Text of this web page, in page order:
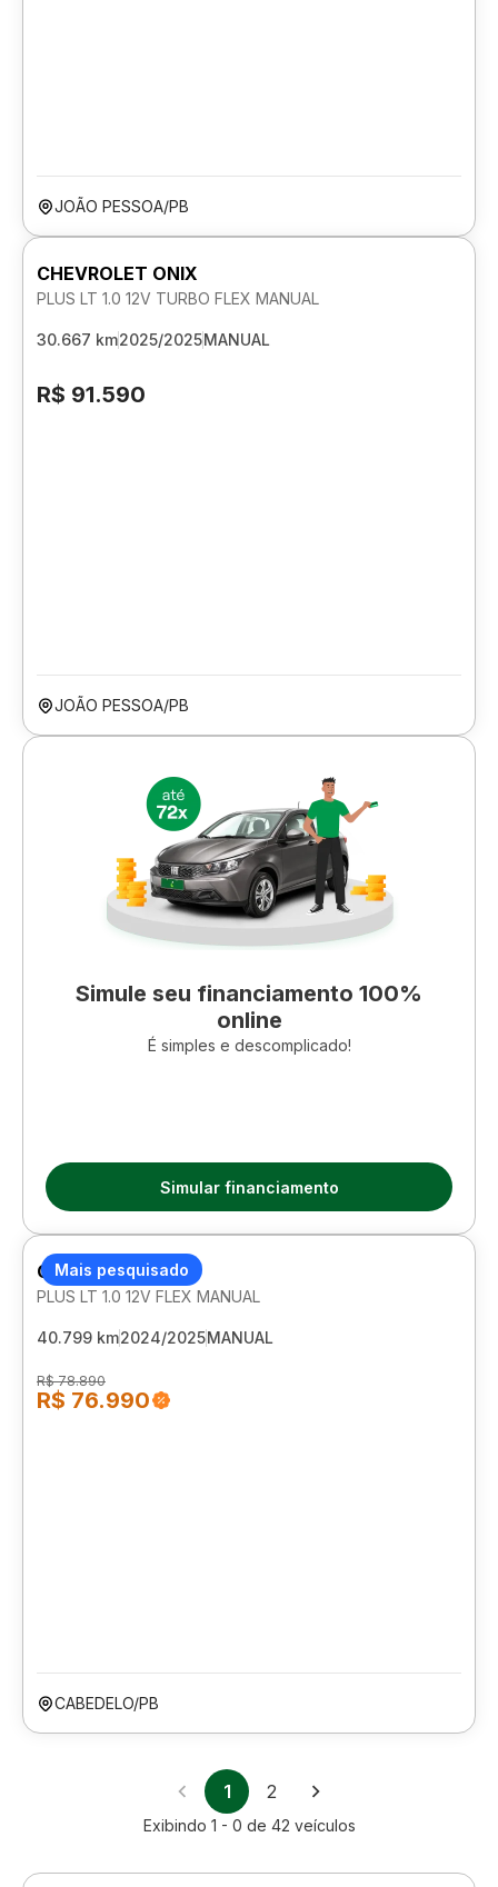
JOÃO PESSOA/PB
CHEVROLET ONIX
PLUS LT 1.0 12V TURBO FLEX MANUAL
30.667 km2025/2025MANUAL
R$ 91.590
JOÃO PESSOA/PB
Simule seu financiamento 100%
online
É simples e descomplicado!
Simular financiamento
Mais pesquisado
CHEVROLET ONIX
PLUS LT 1.0 12V FLEX MANUAL
40.799 km2024/2025MANUAL
R$ 78.890
R$ 76.990
CABEDELO/PB
1 2
Exibindo 1 - 0 de 42 veículos